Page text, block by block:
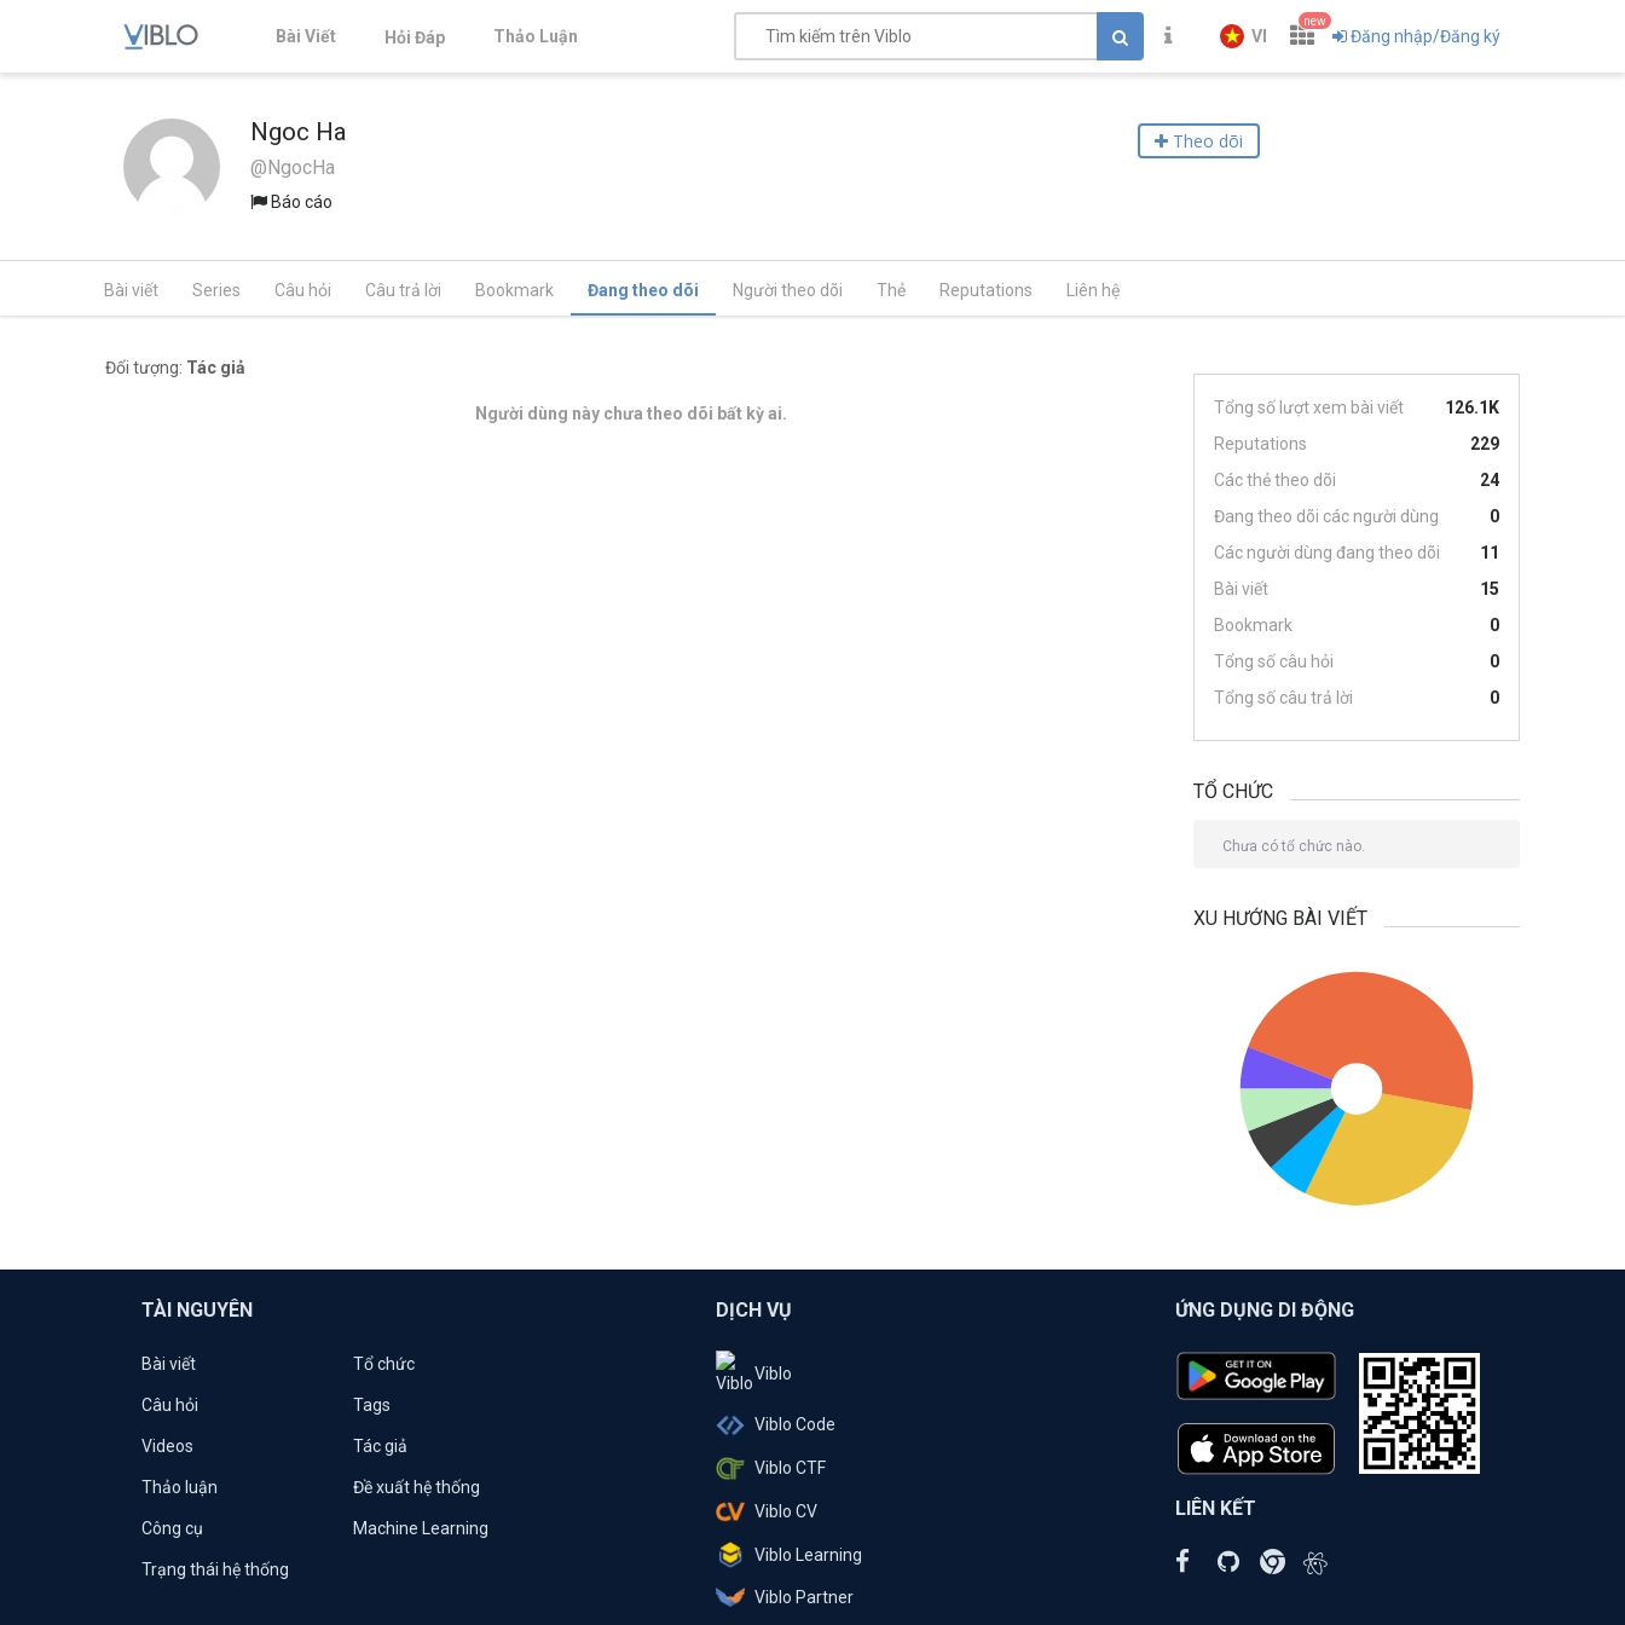
Bài Viết Hỏi Đáp Thảo Luận VI
new
Đăng nhập/Đăng ký
Ngoc Ha
@NgocHa
Báo cáo
Theo dõi
Bài viết Series Câu hỏi Câu trả lời Bookmark Đang theo dõi Người theo dõi Thẻ Reputations Liên hệ
Đối tượng: Tác giả
Người dùng này chưa theo dõi bất kỳ ai. Tổng số lượt xem bài viết
126.1K
Reputations
229
Các thẻ theo dõi
24
Đang theo dõi các người dùng
0
Các người dùng đang theo dõi
11
Bài viết
15
Bookmark
0
Tổng số câu hỏi
0
Tổng số câu trả lời
0
TỔ CHỨC
Chưa có tổ chức nào.
XU HƯỚNG BÀI VIẾT
TÀI NGUYÊN
Bài viết Tổ chức
Câu hỏi Tags
Videos Tác giả
Thảo luận Đề xuất hệ thống
Công cụ Machine Learning
Trạng thái hệ thống
DỊCH VỤ
Viblo
Viblo Code
Viblo CTF
Viblo CV
Viblo Learning
Viblo Partner
ỨNG DỤNG DI ĐỘNG
LIÊN KẾT